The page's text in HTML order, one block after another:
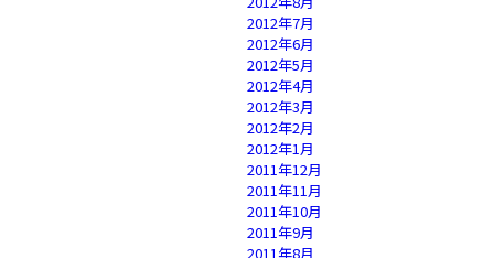
2012年7月
2012年6月
2012年5月
2012年4月
2012年3月
2012年2月
2012年1月
2011年12月
2011年11月
2011年10月
2011年9月
2011年8月